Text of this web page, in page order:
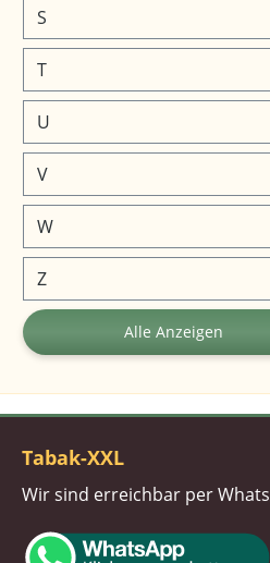
S
T
U
V
W
Z
Alle Anzeigen
Tabak-XXL
Wir sind erreichbar per